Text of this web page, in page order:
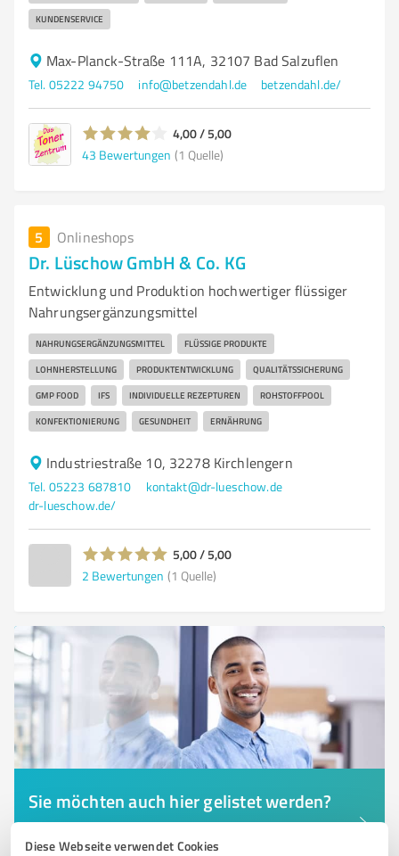
Diese Webseite verwendet Cookies
KUNDENSERVICE
Max-Planck-Straße 111A, 32107 Bad Salzuflen
Tel. 05222 94750 info@betzendahl.de betzendahl.de/
4,00 / 5,00
43 Bewertungen (1 Quelle)
5 Onlineshops
Dr. Lüschow GmbH & Co. KG
Entwicklung und Produktion hochwertiger flüssiger
Nahrungsergänzungsmittel
NAHRUNGSERGÄNZUNGSMITTEL FLÜSSIGE PRODUKTE
LOHNHERSTELLUNG PRODUKTENTWICKLUNG QUALITÄTSSICHERUNG
GMP FOOD IFS INDIVIDUELLE REZEPTUREN ROHSTOFFPOOL
KONFEKTIONIERUNG GESUNDHEIT ERNÄHRUNG
Industriestraße 10, 32278 Kirchlengern
Tel. 05223 687810
kontakt@dr-lueschow.de
dr-lueschow.de/
5,00 / 5,00
2 Bewertungen (1 Quelle)
Sie möchten auch hier gelistet werden?
Kunden empfohlener ProvenExpert!